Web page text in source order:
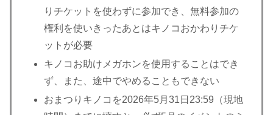
りチケットを使わずに参加でき、無料参加の
権利を使いきったあとはキノコおかわりチケ
ットが必要
キノコお助けメガホンを使用することはでき
ず、また、途中でやめることもできない
おまつりキノコを2026年5月31日23:59（現地